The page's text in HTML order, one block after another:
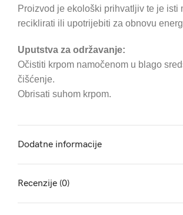
Proizvod je ekološki prihvatljiv te je isti
reciklirati ili upotrijebiti za obnovu
Uputstva za održavanje:
Očistiti krpom namočenom u blago
čišćenje.
Obrisati suhom krpom.
Dodatne informacije
Recenzije (0)